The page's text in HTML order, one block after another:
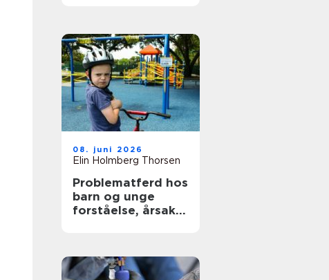
08. juni 2026
Elin Holmberg Thorsen
Problematferd hos
barn og unge
forståelse, årsaker